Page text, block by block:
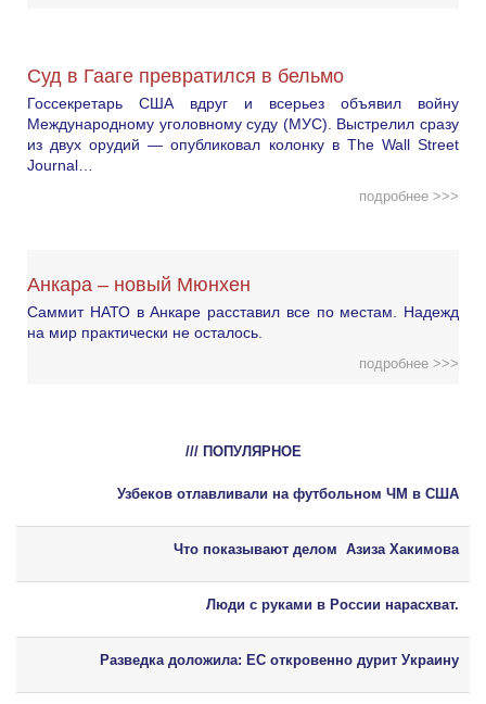
Суд в Гааге превратился в бельмо
Госсекретарь США вдруг и всерьез объявил войну
Международному уголовному суду (МУС). Выстрелил сразу
из двух орудий — опубликовал колонку в The Wall Street
Journal…
подробнее >>>
Анкара – новый Мюнхен
Саммит НАТО в Анкаре расставил все по местам. Надежд
на мир практически не осталось.
подробнее >>>
/// ПОПУЛЯРНОЕ
Узбеков отлавливали на футбольном ЧМ в США
Что показывают делом Азиза Хакимова
Люди с руками в России нарасхват.
Разведка доложила: ЕС откровенно дурит Украину